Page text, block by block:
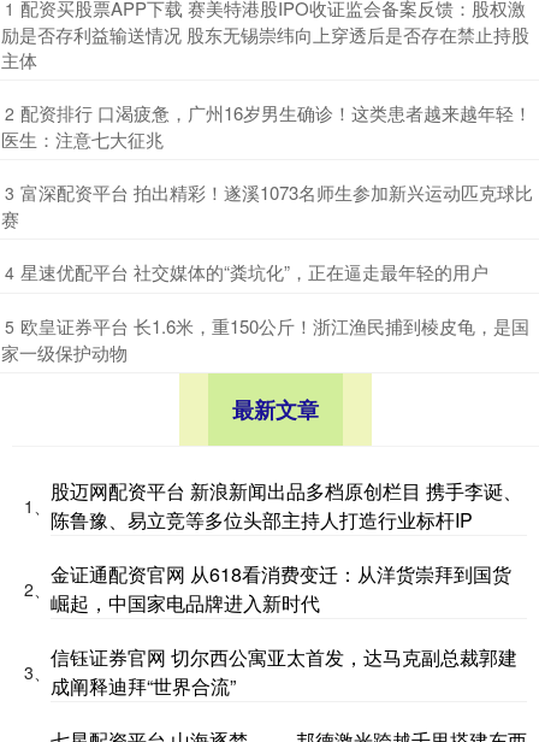
1 ​配资买股票APP下载 赛美特港股IPO收证监会备案反馈：股权激
励是否存利益输送情况 股东无锡崇纬向上穿透后是否存在禁止持股
主体
2 ​配资排行 口渴疲惫，广州16岁男生确诊！这类患者越来越年轻！
医生：注意七大征兆
3 ​富深配资平台 拍出精彩！遂溪1073名师生参加新兴运动匹克球比
赛
4 ​星速优配平台 社交媒体的“粪坑化”，正在逼走最年轻的用户
5 ​欧皇证券平台 长1.6米，重150公斤！浙江渔民捕到棱皮龟，是国
家一级保护动物
最新文章
1、
股迈网配资平台 新浪新闻出品多档原创栏目 携手李诞、
陈鲁豫、易立竞等多位头部主持人打造行业标杆IP
2、
金证通配资官网 从618看消费变迁：从洋货崇拜到国货
崛起，中国家电品牌进入新时代
3、
信钰证券官网 切尔西公寓亚太首发，达马克副总裁郭建
成阐释迪拜“世界合流”